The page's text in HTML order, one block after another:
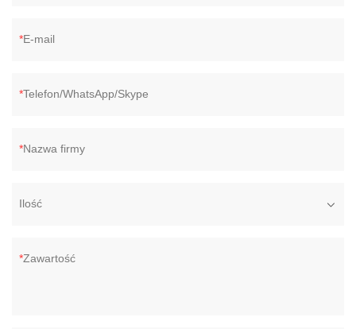
E-mail
Telefon/WhatsApp/Skype
Nazwa firmy
Ilość
Zawartość